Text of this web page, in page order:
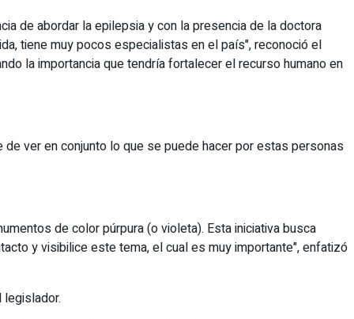
de abordar la epilepsia y con la presencia de la doctora
tiene muy pocos especialistas en el país", reconoció el
la importancia que tendría fortalecer el recurso humano en
ver en conjunto lo que se puede hacer por estas personas
de color púrpura (o violeta). Esta iniciativa busca
y visibilice este tema, el cual es muy importante", enfatizó
legislador.